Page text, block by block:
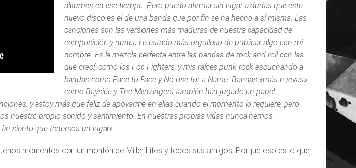
álbumes en ese tiempo. Pero puedo afirmar sin lugar a dudas que este
nuevo disco es el de una banda que por fin se ha hecho a sí misma. Las
canciones son las versiones más maduras de nuestra capacidad de
composición y nunca he estado más orgulloso de publicar algo con mi
nombre. Es la mezcla perfecta entre las bandas de rock and roll con las
que crecí, como los Foo Fighters, y mis raíces punk rock escuchando a
bandas como Face to Face y No Use for a Name. Bandas «más nuevas»
como Bayside y The Menzingers también han jugado un papel
y estoy más que feliz de apoyarme en ellas cuando el momento lo requiere, pero
nuestro propio sonido y sentimiento. En nuestras propias vidas nunca hemos
siento que tenemos un lugar».
momentos con un montón de Miller Lites y todos sus amigos. Porque eso es lo que